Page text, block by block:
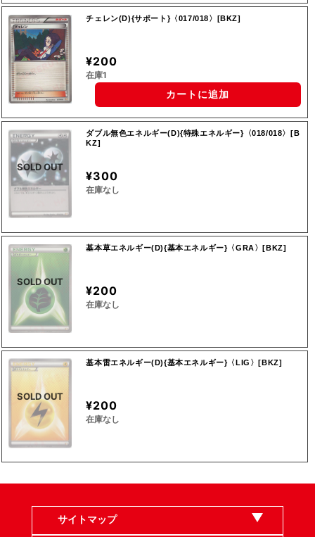
チェレン(D){サポート}〈017/018〉[BKZ]
¥200
在庫1
カートに追加
SOLD OUT
ダブル無色エネルギー(D){特殊エネルギー}〈018/018〉[B
KZ]
¥300
在庫なし
SOLD OUT
基本草エネルギー(D){基本エネルギー}〈GRA〉[BKZ]
¥200
在庫なし
SOLD OUT
基本雷エネルギー(D){基本エネルギー}〈LIG〉[BKZ]
¥200
在庫なし
サイトマップ